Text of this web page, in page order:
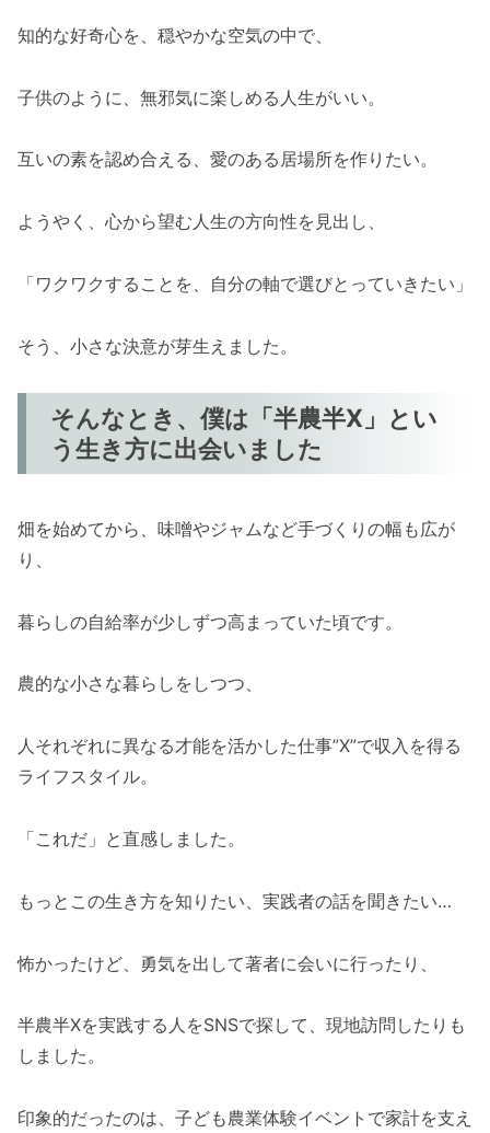
知的な好奇心を、穏やかな空気の中で、
子供のように、無邪気に楽しめる人生がいい。
互いの素を認め合える、愛のある居場所を作りたい。
ようやく、心から望む人生の方向性を見出し、
「ワクワクすることを、自分の軸で選びとっていきたい」
そう、小さな決意が芽生えました。
そんなとき、僕は「半農半X」とい
う生き方に出会いました
畑を始めてから、味噌やジャムなど手づくりの幅も広が
り、
暮らしの自給率が少しずつ高まっていた頃です。
農的な小さな暮らしをしつつ、
人それぞれに異なる才能を活かした仕事”X”で収入を得る
ライフスタイル。
「これだ」と直感しました。
もっとこの生き方を知りたい、実践者の話を聞きたい…
怖かったけど、勇気を出して著者に会いに行ったり、
半農半Xを実践する人をSNSで探して、現地訪問したりも
しました。
印象的だったのは、子ども農業体験イベントで家計を支え